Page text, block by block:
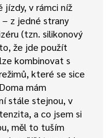
jízdy, v rámci níž
– z jedné strany
(tzn. silikonový
že jde použít
kombinovat s
které se sice
mám
stále stejnou, v
a co jsem si
měl to tuším